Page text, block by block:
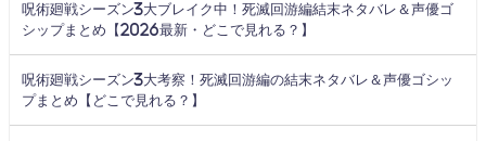
呪術廻戦シーズン3大ブレイク中！死滅回游編結末ネタバレ＆声優ゴ
シップまとめ【2026最新・どこで見れる？】
呪術廻戦シーズン3大考察！死滅回游編の結末ネタバレ＆声優ゴシッ
プまとめ【どこで見れる？】